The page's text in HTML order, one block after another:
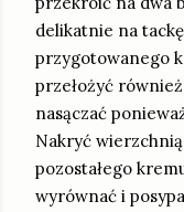
delikatnie na
przygotowanego
przełożyć
nasączać
Nakryć
pozostałego
wyrównać i